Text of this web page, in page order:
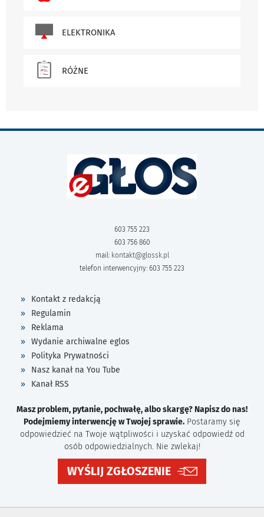
ELEKTRONIKA
RÓŻNE
603 755 223
603 756 860
mail: kontakt@glossk.pl
telefon interwencyjny: 603 755 223
Kontakt z redakcją
Regulamin
Reklama
Wydanie archiwalne eglos
Polityka Prywatności
Nasz kanał na You Tube
Kanał RSS
Masz problem, pytanie, pochwałę, albo skargę? Napisz do nas!
Podejmiemy interwencję w Twojej sprawie. Postaramy się
odpowiedzieć na Twoje wątpliwości i uzyskać odpowiedź od
osób odpowiedzialnych. Nie zwlekaj!
WYŚLIJ ZGŁOSZENIE